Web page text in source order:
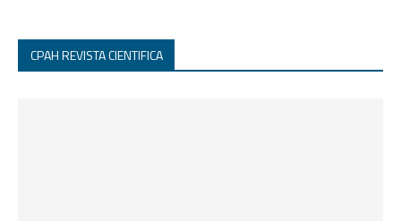
CPAH REVISTA CIENTIFICA